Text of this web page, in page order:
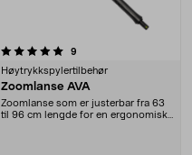
9
Høytrykkspylertilbehør
Zoomlanse AVA
Zoomlanse som er justerbar fra 63
til 96 cm lengde for en ergonomisk